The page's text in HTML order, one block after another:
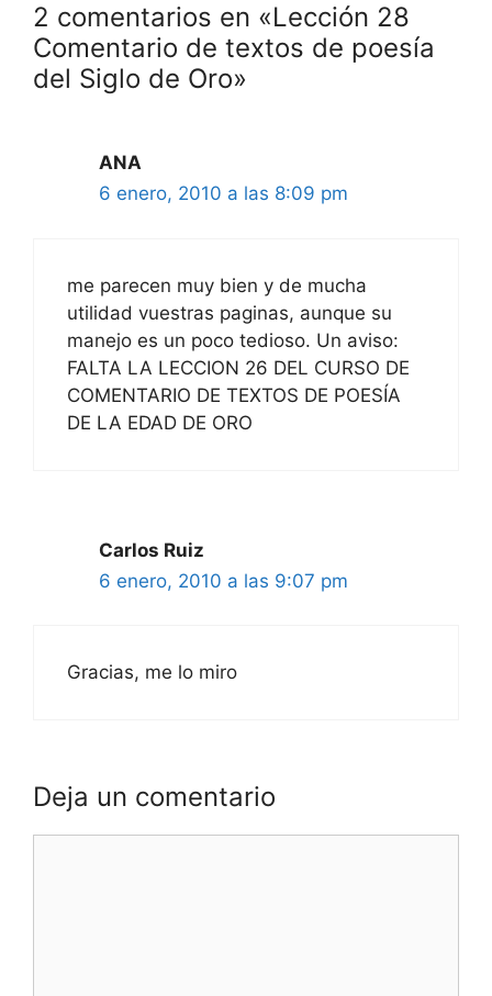
2 comentarios en «Lección 28
Comentario de textos de poesía
del Siglo de Oro»
ANA
6 enero, 2010 a las 8:09 pm
me parecen muy bien y de mucha
utilidad vuestras paginas, aunque su
manejo es un poco tedioso. Un aviso:
FALTA LA LECCION 26 DEL CURSO DE
COMENTARIO DE TEXTOS DE POESÍA
DE LA EDAD DE ORO
Carlos Ruiz
6 enero, 2010 a las 9:07 pm
Gracias, me lo miro
Deja un comentario